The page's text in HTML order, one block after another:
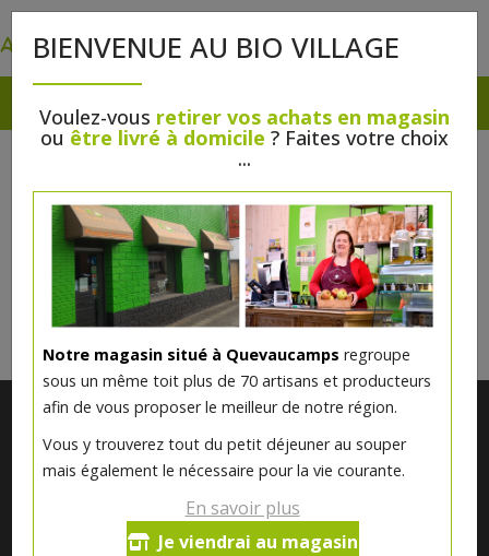
BIENVENUE AU BIO VILLAGE
Voulez-vous retirer vos achats en magasin
ou être livré à domicile ? Faites votre choix
...
Notre magasin situé à Quevaucamps regroupe
sous un même toit plus de 70 artisans et producteurs
afin de vous proposer le meilleur de notre région.
Vous y trouverez tout du petit déjeuner au souper
mais également le nécessaire pour la vie courante.
En savoir plus
Je viendrai au magasin
DESSERTS
Il n'y a rien à vous proposer pour l'instant.
Veuillez revenir plus tard.